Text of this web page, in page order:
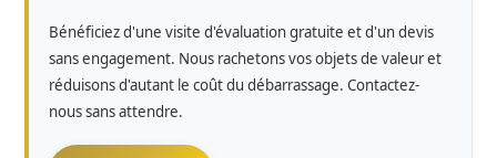
Bénéficiez d'une visite d'évaluation gratuite et d'un devis
sans engagement. Nous rachetons vos objets de valeur et
réduisons d'autant le coût du débarrassage. Contactez-
nous sans attendre.